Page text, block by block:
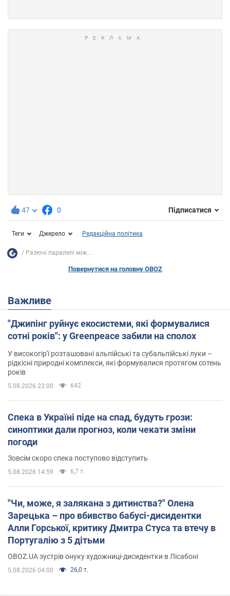
47 0 Підписатися
Теги Джерело Редакційна політика
Разючі паралелі між...
Повернутися на головну OBOZ
Важливе
"Джипінг руйнує екосистеми, які формувалися
сотні років": у Greenpeace забили на сполох
У високогір'ї розташовані альпійські та субальпійські луки –
рідкісні природні комплекси, які формувалися протягом сотень
років
5.08.2026 23:00 642
Спека в Україні піде на спад, будуть грози:
синоптики дали прогноз, коли чекати зміни
погоди
Зовсім скоро спека поступово відступить
5.08.2026 14:59 6,7 т.
"Чи, може, я залякана з дитинства?" Олена
Зарецька – про вбивство бабусі-дисидентки
Алли Горської, критику Дмитра Стуса та втечу в
Португалію з 5 дітьми
OBOZ.UA зустрів онуку художниці-дисидентки в Лісабоні
5.08.2026 04:00 26,0 т.